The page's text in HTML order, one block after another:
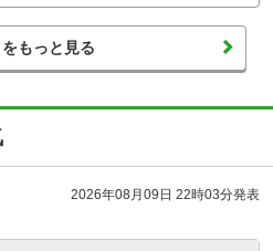
もっと見る
2026年08月09日 22時03分発表